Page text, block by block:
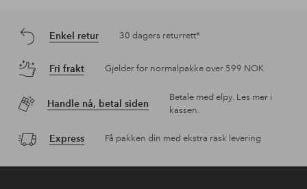
Enkel retur 30 dagers returrett*
Fri frakt Gjelder for normalpakke over 599 NOK
Handle nå, betal siden
Betale med elpy. Les mer i
kassen.
Express Få pakken din med ekstra rask levering